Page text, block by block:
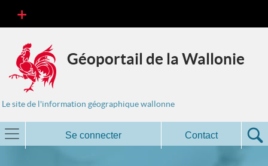
Géoportail de la Wallonie
Le site de l'information géographique wallonne
Se connecter Contact